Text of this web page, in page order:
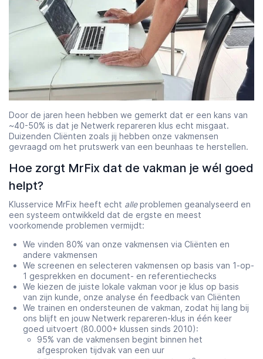
Door de jaren heen hebben we gemerkt dat er een kans van
~40-50% is dat je Netwerk repareren klus echt misgaat.
Duizenden Cliënten zoals jij hebben onze vakmensen
gevraagd om het prutswerk van een beunhaas te herstellen.
Hoe zorgt MrFix dat de vakman je wél goed
helpt?
Klusservice MrFix heeft echt alleproblemen geanalyseerd en
een systeem ontwikkeld dat de ergste en meest
voorkomende problemen vermijdt:
We vinden 80% van onze vakmensen via Cliënten en
andere vakmensen
We screenen en selecteren vakmensen op basis van 1-op-
1 gesprekken en document- en referentiechecks
We kiezen de juiste lokale vakman voor je klus op basis
van zijn kunde, onze analyse én feedback van Cliënten
We trainen en ondersteunen de vakman, zodat hij lang bij
ons blijft en jouw Netwerk repareren-klus in één keer
goed uitvoert (80.000+ klussen sinds 2010):
95% van de vakmensen begint binnen het
afgesproken tijdvak van een uur